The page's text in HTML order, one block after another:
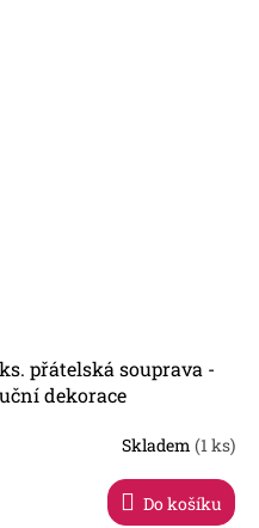
přátelská souprava -
dekorace
Skladem(1 ks)
Do košíku